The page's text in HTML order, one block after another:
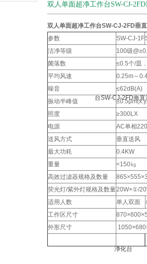
双人单面超净工作台SW-CJ-
双人单面超净工作台SW-CJ-2FD垂
参数
SW-CJ-1F
洁净等级
100级
菌落数
≤0.5个/皿
平均风速
0.25m～
噪音
≤62dB(A)
振动半峰值
照度
≥300LX
电源
AC单相
送风方式
垂直送风
最大功耗
0.4KW
重量
<150㎏
高效过滤器规格及数量
荧光灯/紫外灯规格及数量20W×①/
适用人数
单人双面
工作区尺寸
外形尺寸